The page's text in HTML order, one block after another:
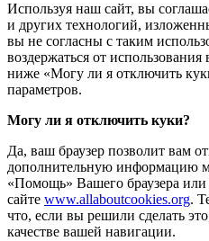
Используя наш сайт, вы
и других технологий,
вы не согласны с таким
воздержаться от использования
ниже «Могу ли я отключить
параметров.
Могу ли я отключить куки?
Да, ваш браузер позволит вам
дополнительную информацию
«Помощь» Вашего браузера или
сайте www.allaboutcookies.org.
что, если вы решили сделать
качестве вашей навигации.